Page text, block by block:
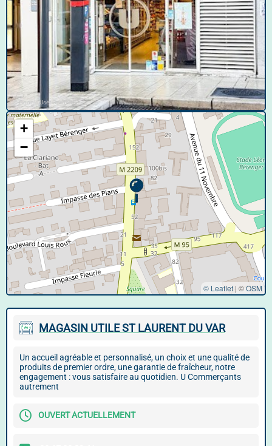
© Google User Content
+
−
© Leaflet | ©OSM
MAGASIN UTILE ST LAURENT DU VAR
Un accueil agréable et personnalisé, un choix et une qualité de
produits de premier ordre, une garantie de fraîcheur, notre
engagement : vous satisfaire au quotidien. U Commerçants
autrement
OUVERT ACTUELLEMENT